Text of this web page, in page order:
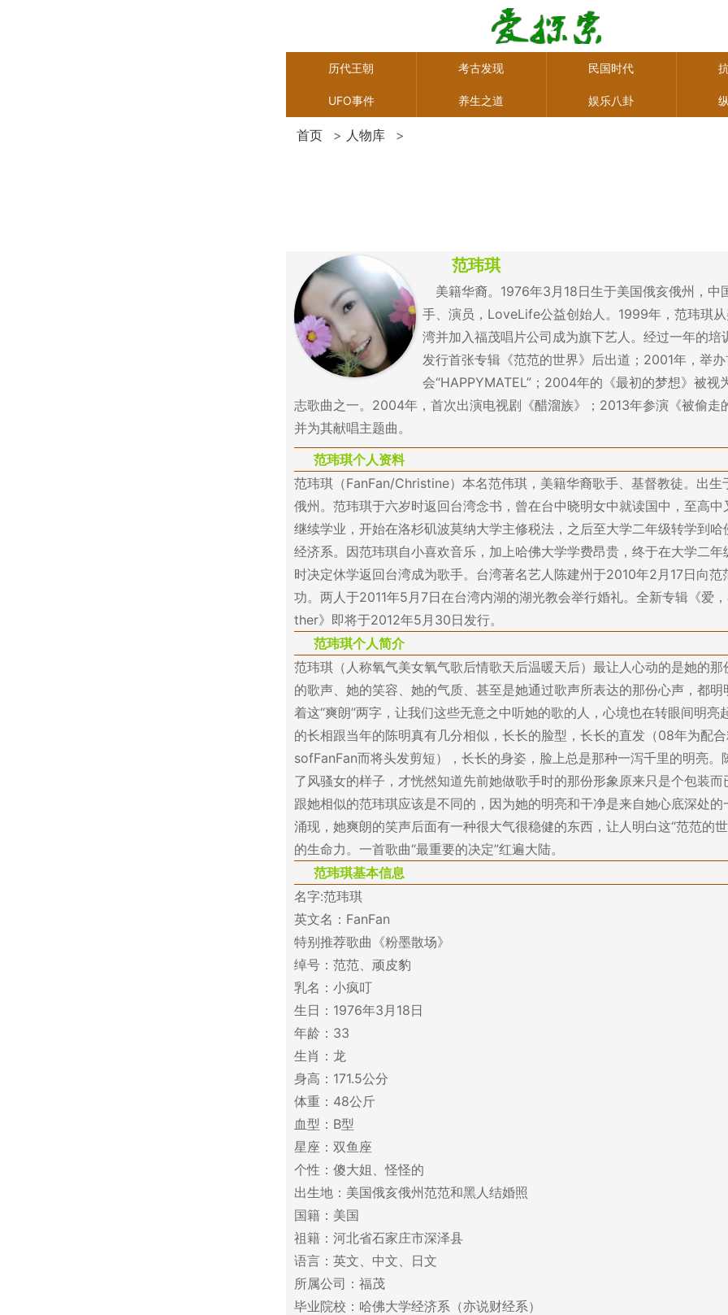
历代王朝 考古发现 民国时代
UFO事件 养生之道 娱乐八卦
首页 > 人物库 >
范玮琪
美籍华裔。1976年3月18日生于美国俄亥俄州，中
手、演员，LoveLife公益创始人。1999年，范玮琪
湾并加入福茂唱片公司成为旗下艺人。经过一年的
发行首张专辑《范范的世界》后出道；2001年，举
会“HAPPYMATEL”；2004年的《最初的梦想》被视
志歌曲之一。2004年，首次出演电视剧《醋溜族》；2013年参演《被偷走
并为其献唱主题曲。
范玮琪个人资料
范玮琪（FanFan/Christine）本名范伟琪，美籍华裔歌手、基督教徒。出生
俄州。范玮琪于六岁时返回台湾念书，曾在台中晓明女中就读国中，至高中
继续学业，开始在洛杉矶波莫纳大学主修税法，之后至大学二年级转学到哈
经济系。因范玮琪自小喜欢音乐，加上哈佛大学学费昂贵，终于在大学二年
时决定休学返回台湾成为歌手。台湾著名艺人陈建州于2010年2月17日向范
功。两人于2011年5月7日在台湾内湖的湖光教会举行婚礼。全新专辑《爱
ther》即将于2012年5月30日发行。
范玮琪个人简介
范玮琪（人称氧气美女氧气歌后情歌天后温暖天后）最让人心动的是她的那
的歌声、她的笑容、她的气质、甚至是她通过歌声所表达的那份心声，都明
着这“爽朗”两字，让我们这些无意之中听她的歌的人，心境也在转眼间明亮
的长相跟当年的陈明真有几分相似，长长的脸型，长长的直发（08年为配
sofFanFan而将头发剪短），长长的身姿，脸上总是那种一泻千里的明亮。
了风骚女的样子，才恍然知道先前她做歌手时的那份形象原来只是个包装而
跟她相似的范玮琪应该是不同的，因为她的明亮和干净是来自她心底深处的
涌现，她爽朗的笑声后面有一种很大气很稳健的东西，让人明白这“范范的
的生命力。一首歌曲“最重要的决定”红遍大陆。
范玮琪基本信息
名字:范玮琪
英文名：FanFan
特别推荐歌曲《粉墨散场》
绰号：范范、顽皮豹
乳名：小疯叮
生日：1976年3月18日
年龄：33
生肖：龙
身高：171.5公分
体重：48公斤
血型：B型
星座：双鱼座
个性：傻大姐、怪怪的
出生地：美国俄亥俄州范范和黑人结婚照
国籍：美国
祖籍：河北省石家庄市深泽县
语言：英文、中文、日文
所属公司：福茂
毕业院校：哈佛大学经济系（亦说财经系）